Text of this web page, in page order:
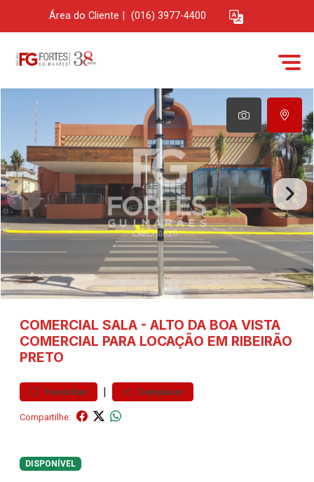
Área do Cliente (016) 3977-4400
COMERCIAL SALA - ALTO DA BOA VISTA
COMERCIAL PARA LOCAÇÃO EM RIBEIRÃO
PRETO
Favoritar | Comparar
Compartilhe:
DISPONÍVEL